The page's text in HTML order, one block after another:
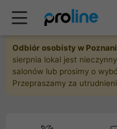
Odbiór osobisty w
sierpnia lokal jest
salonów lub prosimy o
Przepraszamy za